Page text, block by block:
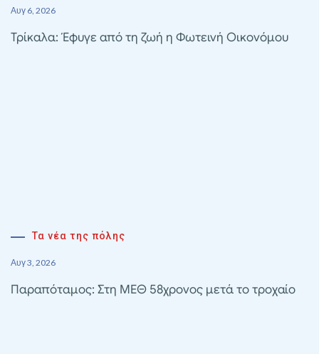
Αυγ 6, 2026
Τρίκαλα: Έφυγε από τη ζωή η Φωτεινή Οικονόμου
Τα νέα της πόλης
Αυγ 3, 2026
Παραπόταμος: Στη ΜΕΘ 58χρονος μετά το τροχαίο